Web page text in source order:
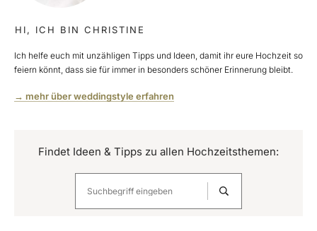
HI, ICH BIN CHRISTINE
Ich helfe euch mit unzähligen Tipps und Ideen, damit ihr eure Hochzeit so
feiern könnt, dass sie für immer in besonders schöner Erinnerung bleibt.
→ mehr über weddingstyle erfahren
Findet Ideen & Tipps zu allen Hochzeitsthemen: